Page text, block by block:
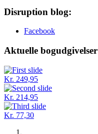
Disruption blog:
Facebook
Aktuelle bogudgivelser
Kr. 249,95
Kr. 214,95
Kr. 77,30